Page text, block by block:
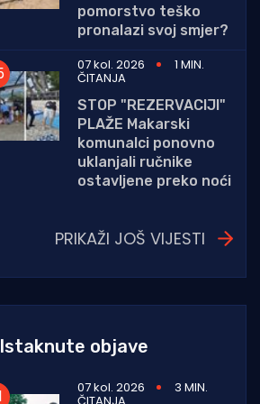
pomorstvo teško
pronalazi svoj smjer?
07 kol. 2026
1 MIN.
ČITANJA
STOP "REZERVACIJI"
PLAŽE Makarski
komunalci ponovno
uklanjali ručnike
ostavljene preko noći
PRIKAŽI JOŠ VIJESTI
Istaknute objave
07 kol. 2026 3 MIN.
ČITANJA